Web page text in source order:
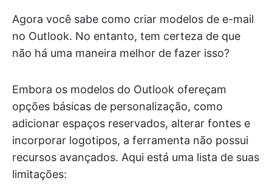
Agora você sabe como criar modelos de e-mail
no Outlook. No entanto, tem certeza de que
não há uma maneira melhor de fazer isso?
Embora os modelos do Outlook ofereçam
opções básicas de personalização, como
adicionar espaços reservados, alterar fontes e
incorporar logotipos, a ferramenta não possui
recursos avançados. Aqui está uma lista de suas
limitações: